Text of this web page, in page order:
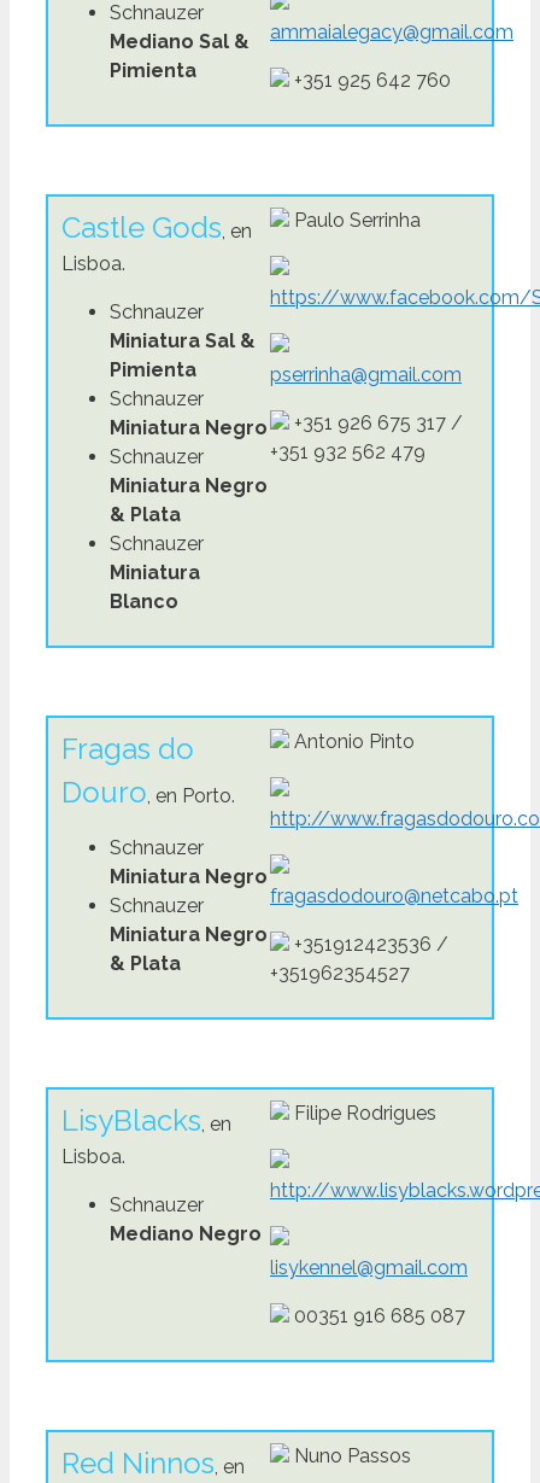
Schnauzer
Mediano Sal &
Pimienta
ammaialegacy@gmail.com
+351 925 642 760
Castle Gods, en
Lisboa.
Schnauzer
Miniatura Sal &
Pimienta
Schnauzer
Miniatura Negro
Schnauzer
Miniatura Negro
& Plata
Schnauzer
Miniatura
Blanco
Paulo Serrinha
https://www.facebook.com/
pserrinha@gmail.com
+351 926 675 317 /
+351 932 562 479
Fragas do
Douro, en Porto.
Schnauzer
Miniatura Negro
Schnauzer
Miniatura Negro
& Plata
Antonio Pinto
http://
fragasdodouro@netcabo.pt
+351912423536 /
+351962354527
LisyBlacks, en
Lisboa.
Schnauzer
Mediano Negro
Filipe Rodrigues
http://
lisykennel@gmail.com
00351 916 685 087
Red Ninnos, en
Nuno Passos